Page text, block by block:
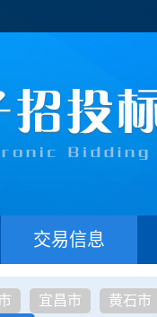
交易信息
宜昌市
黄石市